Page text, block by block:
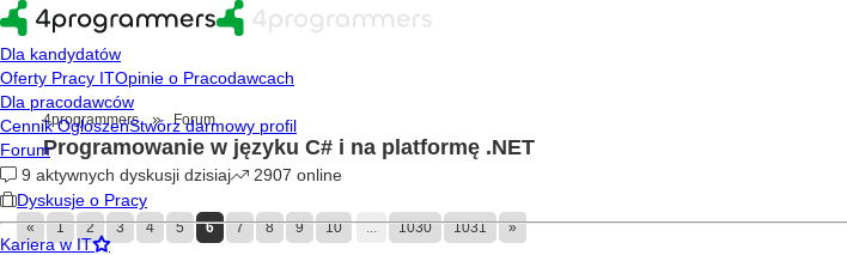
4programmers » Forum
Programowanie w języku C# i na platformę .NET
« 1 2 3 4 5 6 7 8 9 10 ... 1030 1031 »